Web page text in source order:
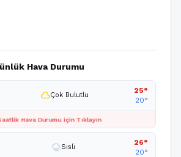
Hava Durumu
cloudÇok Bulutlu
25°
20°
Hava Durumu için Tıklayın
foggy Sisli
26°
20°